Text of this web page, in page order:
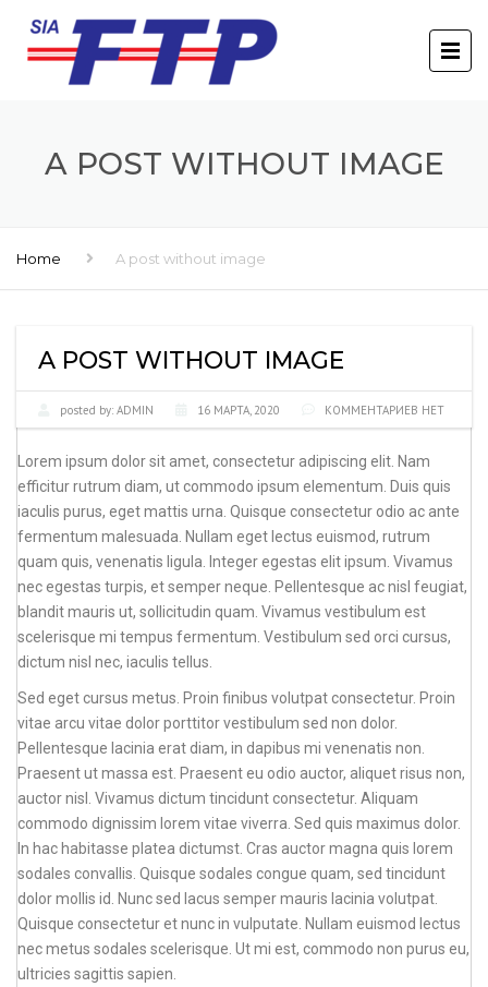
A POST WITHOUT IMAGE
Home A post without image
A POST WITHOUT IMAGE
posted by: ADMIN 16 МАРТА, 2020 КОММЕНТАРИЕВ НЕТ
Lorem ipsum dolor sit amet, consectetur adipiscing elit. Nam
efficitur rutrum diam, ut commodo ipsum elementum. Duis quis
iaculis purus, eget mattis urna. Quisque consectetur odio ac ante
fermentum malesuada. Nullam eget lectus euismod, rutrum
quam quis, venenatis ligula. Integer egestas elit ipsum. Vivamus
nec egestas turpis, et semper neque. Pellentesque ac nisl feugiat,
blandit mauris ut, sollicitudin quam. Vivamus vestibulum est
scelerisque mi tempus fermentum. Vestibulum sed orci cursus,
dictum nisl nec, iaculis tellus.
Sed eget cursus metus. Proin finibus volutpat consectetur. Proin
vitae arcu vitae dolor porttitor vestibulum sed non dolor.
Pellentesque lacinia erat diam, in dapibus mi venenatis non.
Praesent ut massa est. Praesent eu odio auctor, aliquet risus non,
auctor nisl. Vivamus dictum tincidunt consectetur. Aliquam
commodo dignissim lorem vitae viverra. Sed quis maximus dolor.
In hac habitasse platea dictumst. Cras auctor magna quis lorem
sodales convallis. Quisque sodales congue quam, sed tincidunt
dolor mollis id. Nunc sed lacus semper mauris lacinia volutpat.
Quisque consectetur et nunc in vulputate. Nullam euismod lectus
nec metus sodales scelerisque. Ut mi est, commodo non purus eu,
ultricies sagittis sapien.